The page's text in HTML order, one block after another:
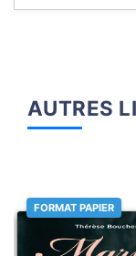
AUTRES
FORMAT PAPIER